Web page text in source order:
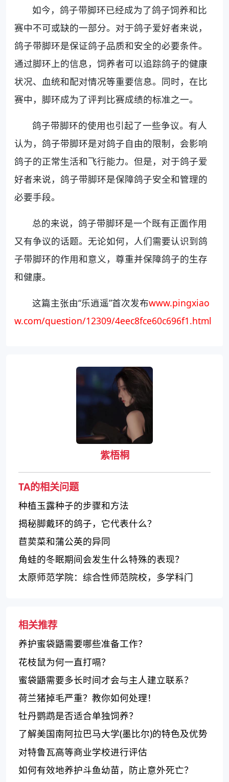
如今，鸽子带脚环已经成为了鸽子饲养和比
赛中不可或缺的一部分。对于鸽子爱好者来说，
鸽子带脚环是保证鸽子品质和安全的必要条件。
通过脚环上的信息，饲养者可以追踪鸽子的健康
状况、血统和配对情况等重要信息。同时，在比
赛中，脚环成为了评判比赛成绩的标准之一。
鸽子带脚环的使用也引起了一些争议。有人
认为，鸽子带脚环是对鸽子自由的限制，会影响
鸽子的正常生活和飞行能力。但是，对于鸽子爱
好者来说，鸽子带脚环是保障鸽子安全和管理的
必要手段。
总的来说，鸽子带脚环是一个既有正面作用
又有争议的话题。无论如何，人们需要认识到鸽
子带脚环的作用和意义，尊重并保障鸽子的生存
和健康。
这篇主张由“乐逍遥”首次发布www.pingxiao
w.com/question/12309/4eec8fce60c696f1.html
紫梧桐
TA的相关问题
种植玉露种子的步骤和方法
揭秘脚戴环的鸽子，它代表什么？
苣荬菜和蒲公英的异同
角蛙的冬眠期间会发生什么特殊的表现？
太原师范学院：综合性师范院校，多学科门
相关推荐
养护蜜袋鼯需要哪些准备工作？
花枝鼠为何一直打嗝？
蜜袋鼯需要多长时间才会与主人建立联系？
荷兰猪掉毛严重？教你如何处理！
牡丹鹦鹉是否适合单独饲养？
了解美国南阿拉巴马大学(墨比尔)的特色及优势
对特鲁瓦高等商业学校进行评估
如何有效地养护斗鱼幼苗，防止意外死亡？